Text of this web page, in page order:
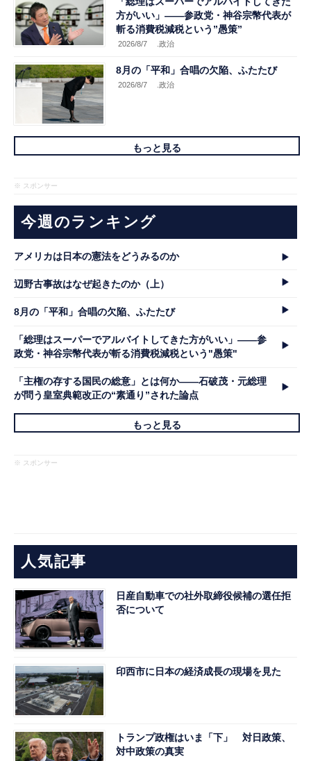
方がいい」――参政党・神谷宗幣代表が
斬る消費税減税という”愚策”
2026/8/7 .政治
8月の「平和」合唱の欠陥、ふたたび
2026/8/7 .政治
もっと見る
※ スポンサー
今週のランキング
アメリカは日本の憲法をどうみるのか
辺野古事故はなぜ起きたのか（上）
8月の「平和」合唱の欠陥、ふたたび
「総理はスーパーでアルバイトしてきた方がいい」――参
政党・神谷宗幣代表が斬る消費税減税という"愚策"
「主権の存する国民の総意」とは何か――石破茂・元総理
が問う皇室典範改正の“素通り”された論点
もっと見る
※ スポンサー
人気記事
日産自動車での社外取締役候補の選任拒
否について
印西市に日本の経済成長の現場を見た
トランプ政権はいま「下」 対日政策、
対中政策の真実